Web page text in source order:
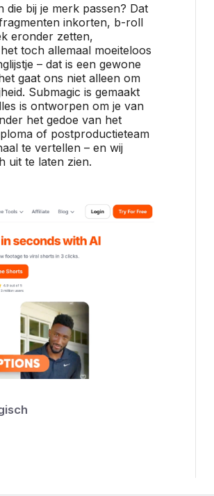
die bij je merk passen? Dat
inkorten, b-roll
eronder zetten,
toch allemaal moeiteloos
– dat is een gewone
gaat ons niet alleen om
Submagic is gemaakt
is ontworpen om je van
het gedoe van het
of postproductieteam
te vertellen – en wij
uit te laten zien.